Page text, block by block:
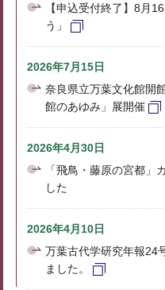
【申込受付終了】8月
う」
2026年7月15日
奈良県立万葉文化館開
館のあゆみ」展開催
2026年4月30日
「飛鳥・藤原の宮都」
した
2026年4月10日
万葉古代学研究年報24
ました。